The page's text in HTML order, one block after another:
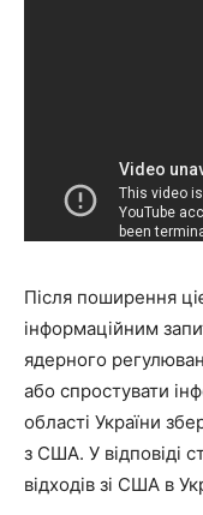
Після поширення
інформаційним
ядерного
або спростувати
області України
з США. У відповіді
відходів зі США в